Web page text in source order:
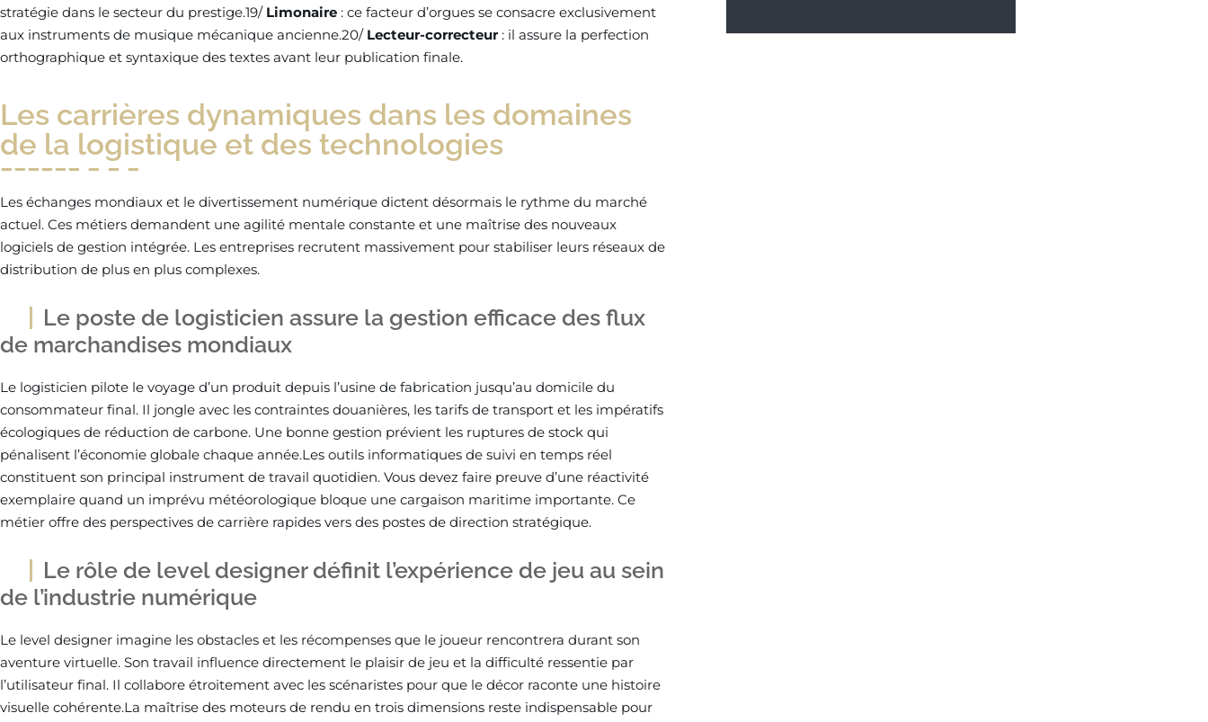
stratégie dans le secteur du prestige.19/ Limonaire : ce facteur d’orgues se consacre exclusivement
aux instruments de musique mécanique ancienne.20/ Lecteur-correcteur : il assure la perfection
orthographique et syntaxique des textes avant leur publication finale.
Les carrières dynamiques dans les domaines
de la logistique et des technologies
Les échanges mondiaux et le divertissement numérique dictent désormais le rythme du marché
actuel. Ces métiers demandent une agilité mentale constante et une maîtrise des nouveaux
logiciels de gestion intégrée. Les entreprises recrutent massivement pour stabiliser leurs réseaux de
distribution de plus en plus complexes.
Le poste de logisticien assure la gestion efficace des flux
de marchandises mondiaux
Le logisticien pilote le voyage d’un produit depuis l’usine de fabrication jusqu’au domicile du
consommateur final. Il jongle avec les contraintes douanières, les tarifs de transport et les impératifs
écologiques de réduction de carbone. Une bonne gestion prévient les ruptures de stock qui
pénalisent l’économie globale chaque année.Les outils informatiques de suivi en temps réel
constituent son principal instrument de travail quotidien. Vous devez faire preuve d’une réactivité
exemplaire quand un imprévu météorologique bloque une cargaison maritime importante. Ce
métier offre des perspectives de carrière rapides vers des postes de direction stratégique.
Le rôle de level designer définit l’expérience de jeu au sein
de l’industrie numérique
Le level designer imagine les obstacles et les récompenses que le joueur rencontrera durant son
aventure virtuelle. Son travail influence directement le plaisir de jeu et la difficulté ressentie par
l’utilisateur final. Il collabore étroitement avec les scénaristes pour que le décor raconte une histoire
visuelle cohérente.La maîtrise des moteurs de rendu en trois dimensions reste indispensable pour